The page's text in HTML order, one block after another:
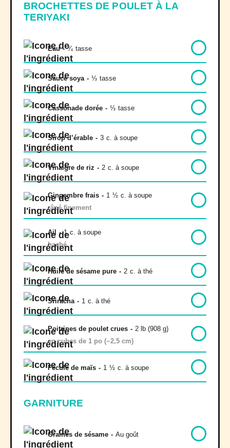
BROCHETTES DE POULET À LA
TERIYAKI
Eau - ¾ tasse
Sauce soya - ⅓ tasse
Cassonade dorée - ⅓ tasse
Sirop d’érable - 3 c. à soupe
Vinaigre de riz - 2 c. à soupe
Gingembre frais - 1 ½ c. à soupe
râpé finement
Ail - 1 c. à soupe
haché
Huile de sésame pure - 2 c. à thé
Sriracha - 1 c. à thé
Poitrines de poulet crues - 2 lb (908 g)
en cubes de 1 po (~2,5 cm)
Fécule de maïs - 1 ½ c. à soupe
GARNITURE
Graines de sésame - Au goût